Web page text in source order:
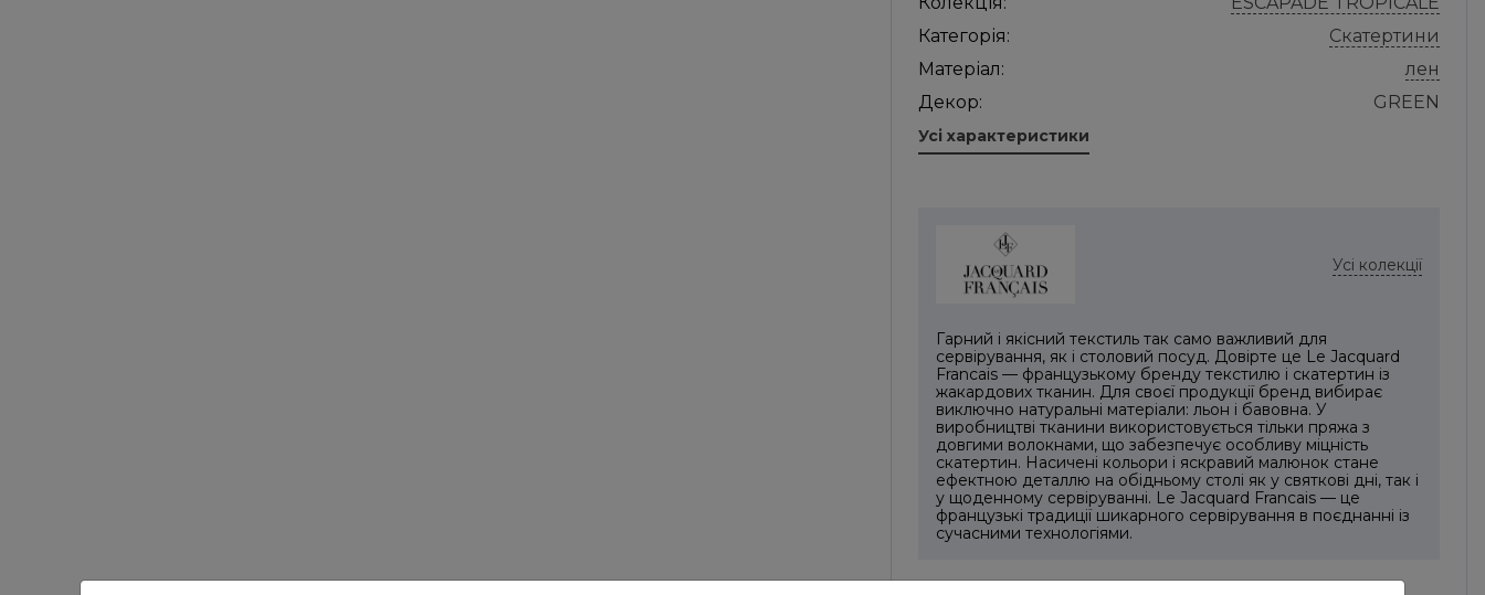
Категорія:
Скатертини
Матеріал:
лен
Декор:
GREEN
Усі характеристики
Усі колекції
Гарний і якісний текстиль так само важливий для
сервірування, як і столовий посуд. Довірте це Le Jacquard
Francais — французькому бренду текстилю і скатертин із
жакардових тканин. Для своєї продукції бренд вибирає
виключно натуральні матеріали: льон і бавовна. У
виробництві тканини використовується тільки пряжа з
довгими волокнами, що забезпечує особливу міцність
скатертин. Насичені кольори і яскравий малюнок стане
ефектною деталлю на обідньому столі як у святкові дні, так і
у щоденному сервіруванні. Le Jacquard Francais — це
французькі традиції шикарного сервірування в поєднанні із
сучасними технологіями.